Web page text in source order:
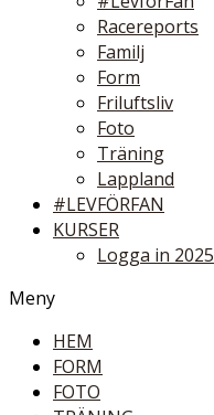
Racereports
Familj
Form
Friluftsliv
Foto
Träning
Lappland
#LEVFÖRFAN
KURSER
Logga in 2025
Meny
HEM
FORM
FOTO